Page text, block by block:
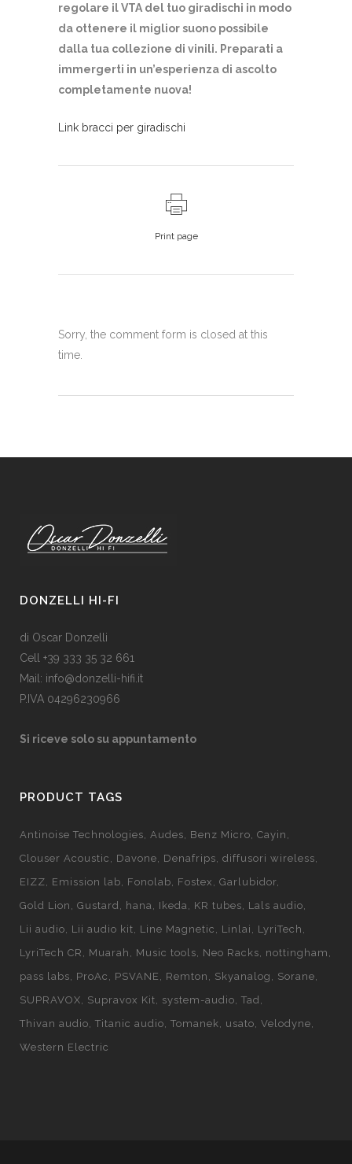
regolare il VTA del tuo giradischi in modo
da ottenere il miglior suono possibile
dalla tua collezione di vinili. Preparati a
immergerti in un’esperienza di ascolto
completamente nuova!
Link bracci per giradischi
Print page
Sorry, the comment form is closed at this
time.
DONZELLI HI-FI
di Oscar Donzelli
Cell +39 333 35 32 661
Mail: info@donzelli-hifi.it
P.IVA 04296230966
Si riceve solo su appuntamento
PRODUCT TAGS
Antinoise Technologies Audes Benz Micro Cayin
Clouser Acoustic
Davone Denafrips diffusori wireless
EIZZ
Emission lab Fonolab Fostex
Garlubidor
Gold Lion
Gustard hana Ikeda KR tubes
Lals audio
Lii audio
Lii audio kit Line Magnetic Linlai
LyriTech
LyriTech CR
Muarah Music tools Neo Racks
nottingham
pass labs
ProAc PSVANE Remton Skyanalog
Sorane
SUPRAVOX
Supravox Kit system-audio Tad
Thivan audio Titanic audio Tomanek usato Velodyne
Western Electric